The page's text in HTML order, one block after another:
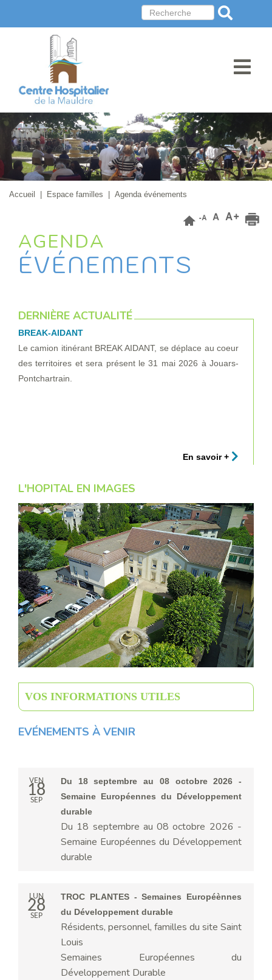
Accueil Espace familles | Agenda événements
AGENDA
ÉVÉNEMENTS
DERNIÈRE ACTUALITÉ
BREAK-AIDANT
Le camion itinérant BREAK AIDANT, se déplace au coeur
des territoires et sera présent le 31 mai 2026 à Jouars-
Pontchartrain.
En savoir +
L'HOPITAL EN IMAGES
VOS INFORMATIONS UTILES
EVÉNEMENTS À VENIR
VEN
18
SEP
Du 18 septembre au 08 octobre 2026 -
Semaine Européennes du Développement
durable
Du 18 septembre au 08 octobre 2026 -
Semaine Européennes du Développement
durable
LUN
28
SEP
TROC PLANTES - Semaines Européènnes
du Développement durable
Résidents, personnel, familles du site Saint
Louis
Semaines Européennes du
Développement Durable